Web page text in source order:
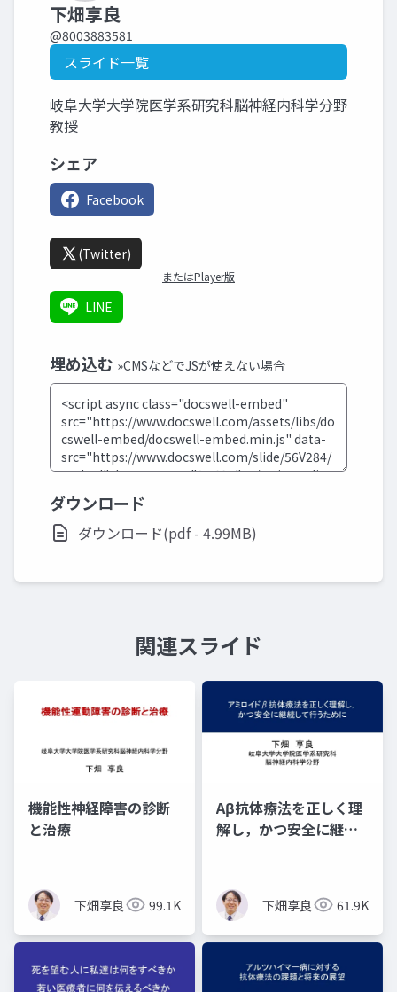
下畑享良
@8003883581
スライド一覧
岐阜大学大学院医学系研究科脳神経内科学分野
教授
シェア
Facebook
(Twitter)
またはPlayer版
LINE
埋め込む »CMSなどでJSが使えない場合
ダウンロード
ダウンロード(pdf - 4.99MB)
関連スライド
機能性神経障害の診断
と治療
下畑享良 99.1K
Aβ抗体療法を正しく理
解し，かつ安全に継続
下畑享良 61.9K